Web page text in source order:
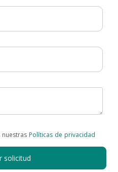
Políticas de privacidad
solicitud